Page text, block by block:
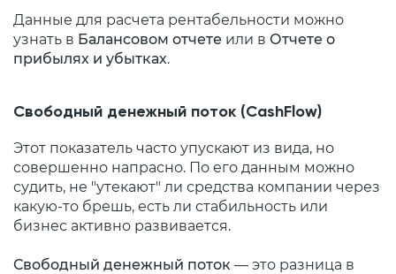
Данные для расчета рентабельности можно
узнать в Балансовом отчете или в Отчете о
прибылях и убытках.
Свободный денежный поток (CashFlow)
Этот показатель часто упускают из вида, но
совершенно напрасно. По его данным можно
судить, не "утекают" ли средства компании через
какую-то брешь, есть ли стабильность или
бизнес активно развивается.
Свободный денежный поток — это разница в